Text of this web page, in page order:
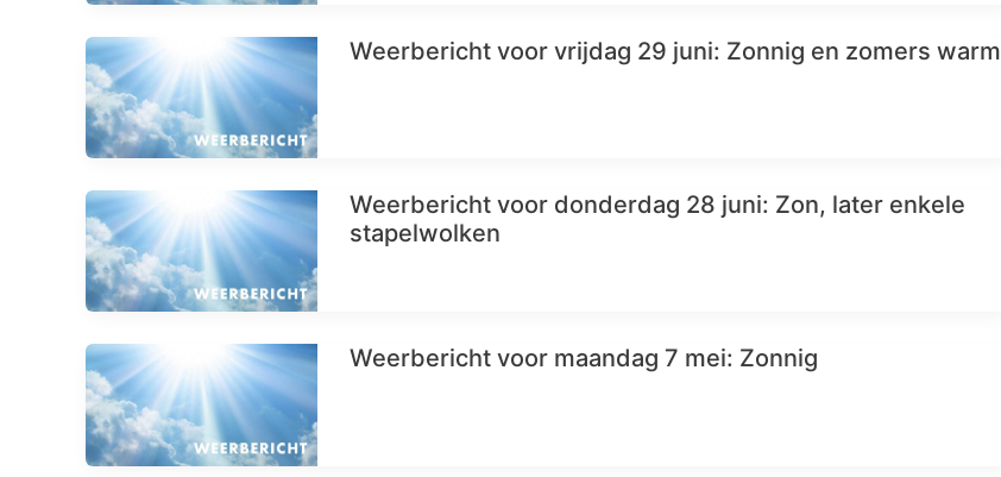
Weerbericht voor vrijdag 29 juni: Zonnig en zomers warm
Weerbericht voor donderdag 28 juni: Zon, later enkele
stapelwolken
Weerbericht voor maandag 7 mei: Zonnig